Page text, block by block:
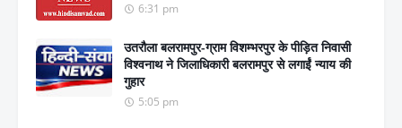
6:31 pm
उतरौला बलरामपुर-ग्राम विशम्भरपुर के पीड़ित निवासी
विश्वनाथ ने जिलाधिकारी बलरामपुर से लगाईं न्याय की
गुहार
5:05 pm